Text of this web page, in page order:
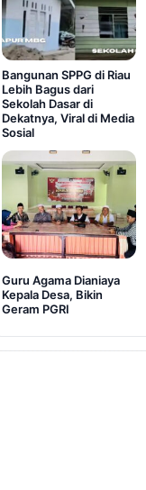
Bangunan SPPG di Riau
Lebih Bagus dari
Sekolah Dasar di
Dekatnya, Viral di Media
Sosial
Guru Agama Dianiaya
Kepala Desa, Bikin
Geram PGRI